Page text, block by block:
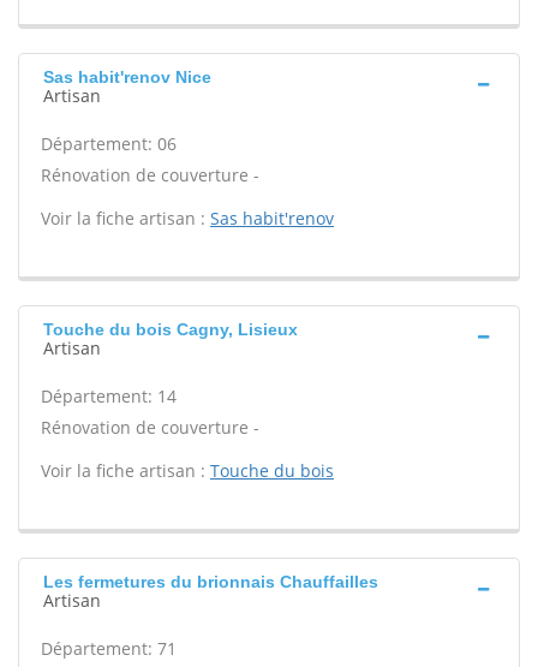
Sas habit'renov Nice
Artisan
Département: 06
Rénovation de couverture -
Voir la fiche artisan : Sas habit'renov
Touche du bois Cagny, Lisieux
Artisan
Département: 14
Rénovation de couverture -
Voir la fiche artisan : Touche du bois
Les fermetures du brionnais Chauffailles
Artisan
Département: 71